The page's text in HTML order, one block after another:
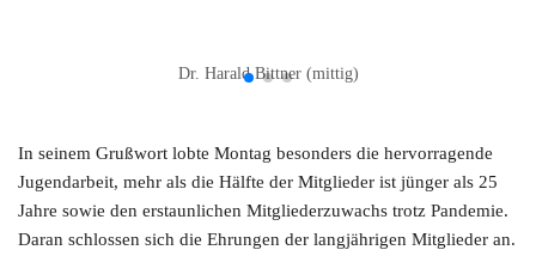
Dr. Harald Bittner (mittig)
In seinem Grußwort lobte Montag besonders die hervorragende
Jugendarbeit, mehr als die Hälfte der Mitglieder ist jünger als 25
Jahre sowie den erstaunlichen Mitgliederzuwachs trotz Pandemie.
Daran schlossen sich die Ehrungen der langjährigen Mitglieder an.